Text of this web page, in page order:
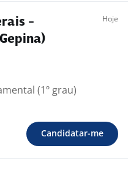
-
Hoje
(1º grau)
Candidatar-me